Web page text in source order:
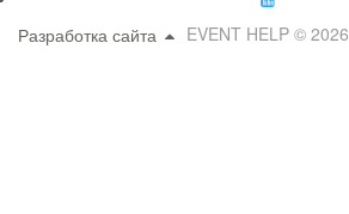
EVENT HELP © 2026
Разработка сайта